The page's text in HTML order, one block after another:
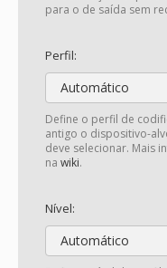
para o de saída sem
Perfil:
Automático
Define o perfil de
antigo o dispositivo-
deve selecionar. Mais
na wiki.
Nível:
Automático